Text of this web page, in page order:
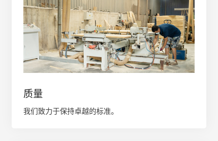
质量
我们致力于保持卓越的标准。